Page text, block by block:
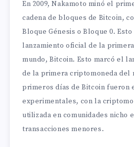
En 2009, Nakamoto minó el
cadena de bloques de Bitcoin,
Bloque Génesis o Bloque 0.
lanzamiento oficial de la
mundo, Bitcoin. Esto marcó el
de la primera criptomoneda del
primeros días de Bitcoin fueron
experimentales, con la
utilizada en comunidades nicho
transacciones menores.